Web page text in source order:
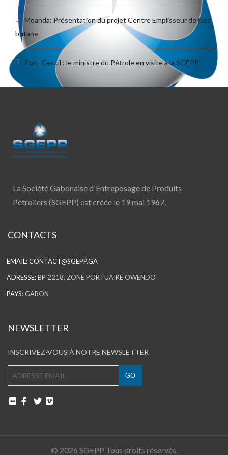
Moanda: Présentation du projet Centre Emplisseur de Gaz
butane
Port-Gentil : le ministre du Pétrole en visite à la SGEPP
La Société Gabonaise d'Entreposage de Produits
Pétroliers (SGEPP) est créée le 19 mai 1967.
CONTACTS
EMAIL:CONTACT@SGEPP.GA
ADRESSE:BP 2218, ZONE PORTUAIRE OWENDO
PAYS: GABON
NEWSLETTER
INSCRIVEZ-VOUS À NOTRE NEWSLETTER
© 2026 SGEPP Tous droits réservés.